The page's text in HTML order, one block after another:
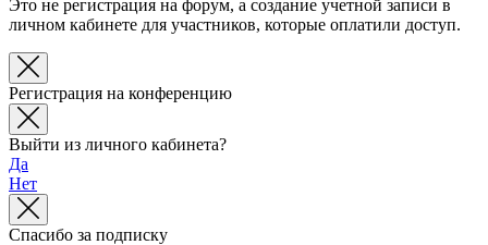
Это не регистрация на форум, а создание учетной записи в
личном кабинете для участников, которые оплатили доступ.
Регистрация на конференцию
Выйти из личного кабинета?
Да
Нет
Спасибо за подписку